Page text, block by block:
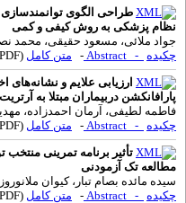
طراحی الگوی توانمندسازی
نظام پزشکی به روش کیفی و کمی
جواد ملائی، مسعود حقیقی، محمد
چکیده - Abstract
-متن کامل(PDF)
ارزیابی علایم و نشانه‌های
پارافانکشن دربیماران مبتلا به آرتریت
فاطمه لطیفی، آرمان احمدزاده،
چکیده - Abstract
-متن کامل(PDF)
تأثیر برنامه تمرینی منتخب
مطالعه تک آزمودنی
سیده مائده بصام تبار، کیوان
چکیده - Abstract
-متن کامل(PDF)